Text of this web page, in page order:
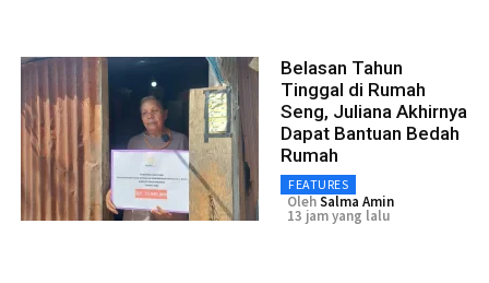
Belasan Tahun
Tinggal di Rumah
Seng, Juliana Akhirnya
Dapat Bantuan Bedah
Rumah
FEATURES
OlehSalma Amin
13 jam yang lalu